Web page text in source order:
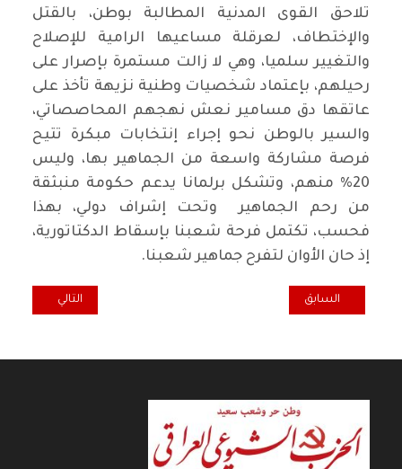
تلاحق القوى المدنية المطالبة بوطن، بالقتل
والإختطاف، لعرقلة مساعيها الرامية للإصلاح
والتغيير سلميا، وهي لا زالت مستمرة بإصرار على
رحيلهم، بإعتماد شخصيات وطنية نزيهة تأخذ على
عاتقها دق مسامير نعش نهجهم المحاصصاتي،
والسير بالوطن نحو إجراء إنتخابات مبكرة تتيح
فرصة مشاركة واسعة من الجماهير بها، وليس
20% منهم، وتشكل برلمانا يدعم حكومة منبثقة
من رحم الجماهير وتحت إشراف دولي، بهذا
فحسب، تكتمل فرحة شعبنا بإسقاط الدكتاتورية،
إذ حان الأوان لتفرح جماهير شعبنا.
المقال السابق: مسابقة الكرامات
السابق المقال التالي:
التالي